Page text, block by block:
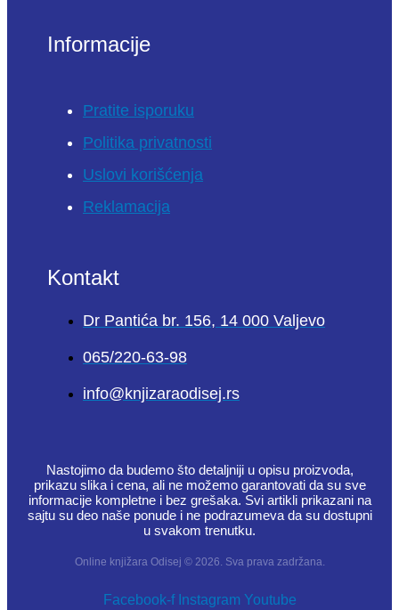
Informacije
Pratite isporuku
Politika privatnosti
Uslovi korišćenja
Reklamacija
Kontakt
Dr Pantića br. 156, 14 000 Valjevo
065/220-63-98
info@knjizaraodisej.rs
Nastojimo da budemo što detaljniji u opisu proizvoda,
prikazu slika i cena, ali ne možemo garantovati da su sve
informacije kompletne i bez grešaka. Svi artikli prikazani na
sajtu su deo naše ponude i ne podrazumeva da su dostupni
u svakom trenutku.
Online knjižara Odisej © 2026. Sva prava zadržana.
Facebook-f Instagram Youtube